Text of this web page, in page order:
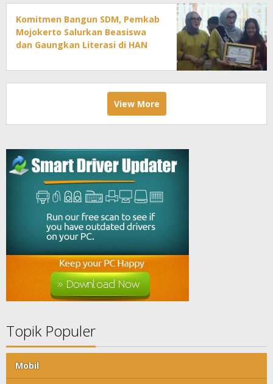
Komitmen Bangun SDM, Pemkab
Mojokerto Salurkan Beasiswa
dan Gaungkan Literasi di HAN
View More
Topik Populer
Mobil